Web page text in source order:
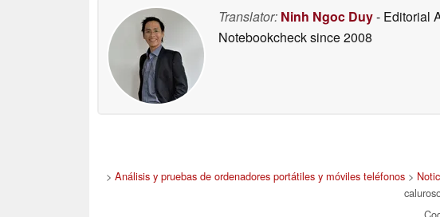
Translator: Ninh Ngoc Duy- Editorial
Notebookchecksince 2008
> Análisis y pruebas de ordenadores portátiles y móviles teléfonos >